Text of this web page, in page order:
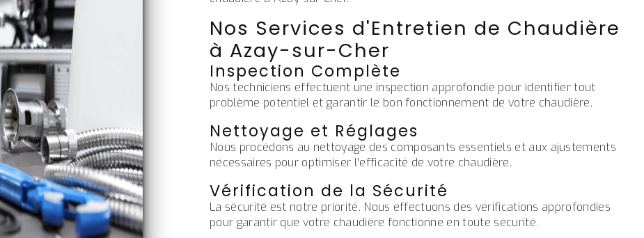
Nos Services d'Entretien de Chaudière
à Azay-sur-Cher
Inspection Complète
Nos techniciens effectuent une inspection approfondie pour identifier tout
problème potentiel et garantir le bon fonctionnement de votre chaudière.
Nettoyage et Réglages
Nous procédons au nettoyage des composants essentiels et aux ajustements
nécessaires pour optimiser l'efficacité de votre chaudière.
Vérification de la Sécurité
La sécurité est notre priorité. Nous effectuons des vérifications approfondies
pour garantir que votre chaudière fonctionne en toute sécurité.